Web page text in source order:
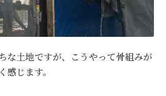
な土地ですが、こうやって骨組みが
じます。